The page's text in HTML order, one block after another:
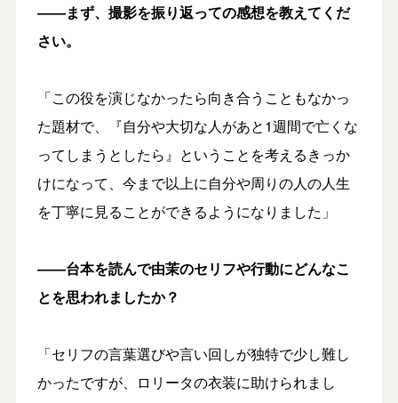
――まず、撮影を振り返っての感想を教えてくだ
さい。
「この役を演じなかったら向き合うこともなかっ
た題材で、『自分や大切な人があと1週間で亡くな
ってしまうとしたら』ということを考えるきっか
けになって、今まで以上に自分や周りの人の人生
を丁寧に見ることができるようになりました」
――台本を読んで由茉のセリフや行動にどんなこ
とを思われましたか？
「セリフの言葉選びや言い回しが独特で少し難し
かったですが、ロリータの衣装に助けられまし